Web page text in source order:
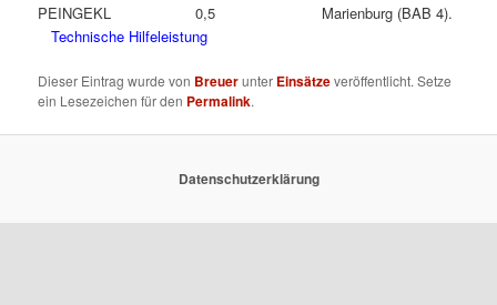
PEINGEKL 0,5 Marienburg (BAB 4).
Technische Hilfeleistung
Dieser Eintrag wurde von Breuerunter Einsätzeveröffentlicht. Setze
ein Lesezeichen für den Permalink.
Datenschutzerklärung